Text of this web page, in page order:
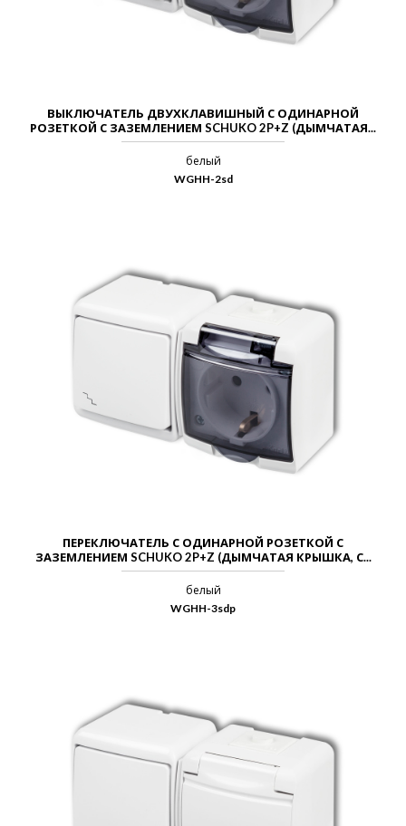
ВЫКЛЮЧАТЕЛЬ ДВУХКЛАВИШНЫЙ С ОДИНАРНОЙ
РОЗЕТКОЙ С ЗАЗЕМЛЕНИЕМ SCHUKO 2P+Z (ДЫМЧАТАЯ...
белый
WGHH-2sd
ПЕРЕКЛЮЧАТЕЛЬ С ОДИНАРНОЙ РОЗЕТКОЙ С
ЗАЗЕМЛЕНИЕМ SCHUKO 2P+Z (ДЫМЧАТАЯ КРЫШКА, С...
белый
WGHH-3sdp